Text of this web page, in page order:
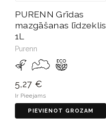
PURENN Grīdas
mazgāšanas līdzeklis
1L
Purenn
5,27 €
Ir Pieejams
PIEVIENOT GROZAM